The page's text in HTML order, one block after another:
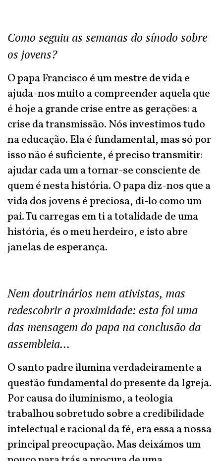
Como seguiu as semanas do sínodo sobre
os jovens?
O papa Francisco é um mestre de vida e
ajuda-nos muito a compreender aquela que
é hoje a grande crise entre as gerações: a
crise da transmissão. Nós investimos tudo
na educação. Ela é fundamental, mas só por
isso não é suficiente, é preciso transmitir:
ajudar cada um a tornar-se consciente de
quem é nesta história. O papa diz-nos que a
vida dos jovens é preciosa, di-lo como um
pai. Tu carregas em ti a totalidade de uma
história, és o meu herdeiro, e isto abre
janelas de esperança.
Nem doutrinários nem ativistas, mas
redescobrir a proximidade: esta foi uma
das mensagem do papa na conclusão da
assembleia…
O santo padre ilumina verdadeiramente a
questão fundamental do presente da Igreja.
Por causa do iluminismo, a teologia
trabalhou sobretudo sobre a credibilidade
intelectual e racional da fé, era essa a nossa
principal preocupação. Mas deixámos um